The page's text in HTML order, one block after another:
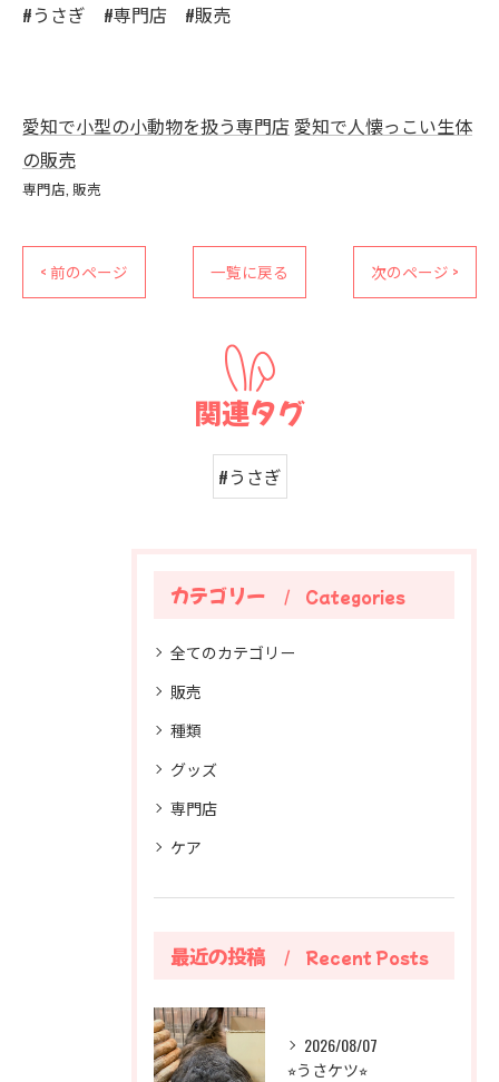
#うさぎ #専門店 #販売
愛知で小型の小動物を扱う専門店 愛知で人懐っこい生体
の販売
専門店 販売
< 前のページ 一覧に戻る 次のページ >
関連タグ
#うさぎ
カテゴリー Categories
全てのカテゴリー
販売
種類
グッズ
専門店
ケア
最近の投稿 Recent Posts
2026/08/07
⭐︎うさケツ⭐︎